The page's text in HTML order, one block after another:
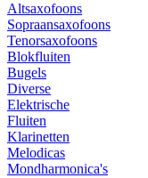
Altsaxofoons
Sopraansaxofoons
Tenorsaxofoons
Blokfluiten
Bugels
Diverse
Elektrische
Fluiten
Klarinetten
Melodicas
Mondharmonica's